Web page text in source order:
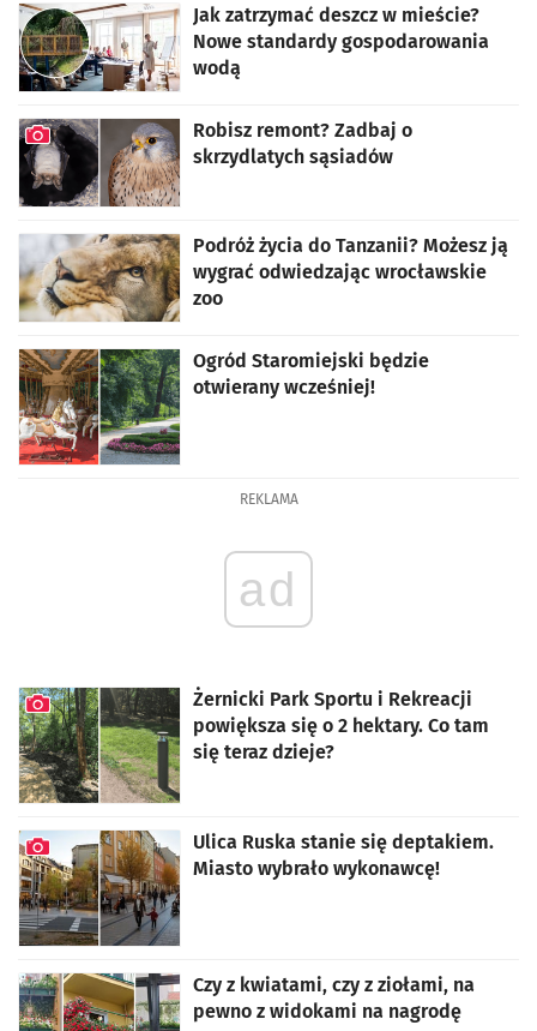
Jak zatrzymać deszcz w mieście?
Nowe standardy gospodarowania
wodą
Robisz remont? Zadbaj o
skrzydlatych sąsiadów
Podróż życia do Tanzanii? Możesz ją
wygrać odwiedzając wrocławskie
zoo
Ogród Staromiejski będzie
otwierany wcześniej!
REKLAMA
ad
Żernicki Park Sportu i Rekreacji
powiększa się o 2 hektary. Co tam
się teraz dzieje?
Ulica Ruska stanie się deptakiem.
Miasto wybrało wykonawcę!
Czy z kwiatami, czy z ziołami, na
pewno z widokami na nagrodę